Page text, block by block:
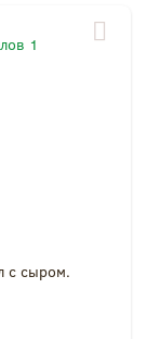
с сыром.